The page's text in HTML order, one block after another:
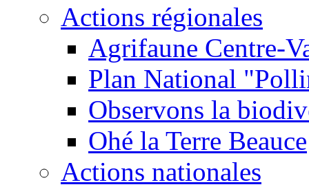
Actions régionales
Agrifaune Centre-
Plan National
Observons la
Ohé la Terre Beauce
Actions nationales